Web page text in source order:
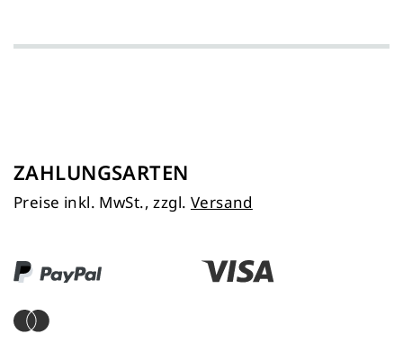
ZAHLUNGSARTEN
Preise inkl. MwSt., zzgl. Versand